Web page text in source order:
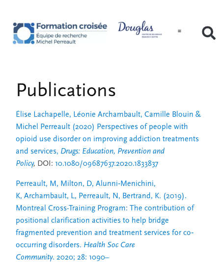
Publications
Élise Lachapelle, Léonie Archambault, Camille Blouin &
Michel Perreault (2020) Perspectives of people with
opioid use disorder on improving addiction treatments
and services, Drugs: Education, Prevention and
Policy, DOI: 10.1080/09687637.2020.1833837
Perreault, M , Milton, D, Alunni‐Menichini,
K, Archambault, L, Perreault, N , Bertrand, K. (2019).
Montreal Cross-Training Program: The contribution of
positional clarification activities to help bridge
fragmented prevention and treatment services for co‐
occurring disorders. Health Soc Care
Community. 2020; 28: 1090–